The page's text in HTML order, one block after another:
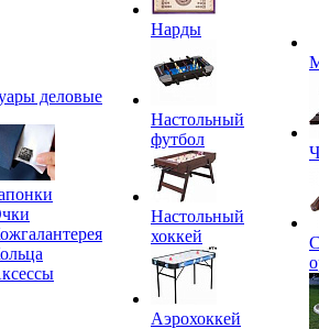
деловые
Нарды
Настольный
футбол
Настольный
хоккей
Аэрохоккей